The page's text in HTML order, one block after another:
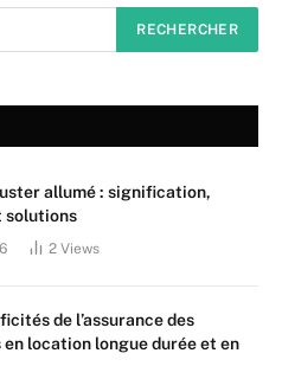
allumé : signification,
solutions
2 Views
de l’assurance des
en location longue durée et en